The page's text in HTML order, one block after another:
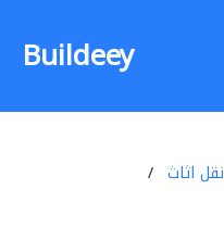
Buildeey
نقل اثاث